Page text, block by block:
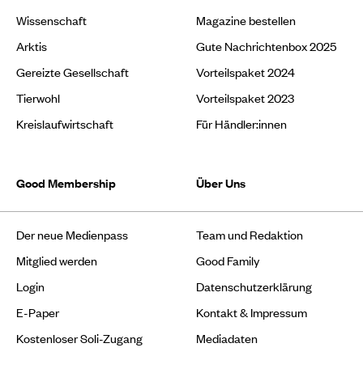
Wissenschaft
Arktis
Gereizte Gesellschaft
Tierwohl
Kreislaufwirtschaft
Magazine bestellen
Gute Nachrichtenbox 2025
Vorteilspaket 2024
Vorteilspaket 2023
Für Händler:innen
Good Membership
Der neue Medienpass
Mitglied werden
Login
E-Paper
Kostenloser Soli-Zugang
Über Uns
Team und Redaktion
Good Family
Datenschutzerklärung
Kontakt & Impressum
Mediadaten